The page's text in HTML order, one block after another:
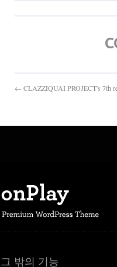
← CLAZZIQUAI PROJECT's 7th
그 밖의 기능